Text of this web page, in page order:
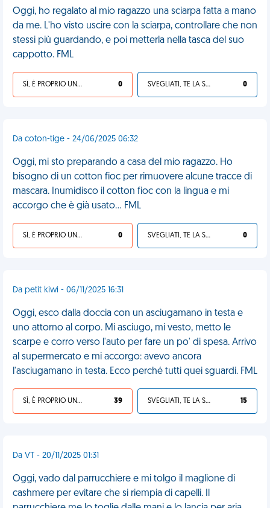
Oggi, ho regalato al mio ragazzo una sciarpa fatta a mano
da me. L'ho visto uscire con la sciarpa, controllare che non
stessi più guardando, e poi metterla nella tasca del suo
cappotto. FML
SÌ, È PROPRIO UNA VDM! 0 SVEGLIATI, TE LA SEI CERCATA! 0
Da coton-tige - 24/06/2025 06:32
Oggi, mi sto preparando a casa del mio ragazzo. Ho
bisogno di un cotton fioc per rimuovere alcune tracce di
mascara. Inumidisco il cotton fioc con la lingua e mi
accorgo che è già usato... FML
SÌ, È PROPRIO UNA VDM! 0 SVEGLIATI, TE LA SEI CERCATA! 0
Da petit kiwi - 06/11/2025 16:31
Oggi, esco dalla doccia con un asciugamano in testa e
uno attorno al corpo. Mi asciugo, mi vesto, metto le
scarpe e corro verso l'auto per fare un po' di spesa. Arrivo
al supermercato e mi accorgo: avevo ancora
l'asciugamano in testa. Ecco perché tutti quei sguardi. FML
SÌ, È PROPRIO UNA VDM! 39 SVEGLIATI, TE LA SEI CERCATA! 15
Da VT - 20/11/2025 01:31
Oggi, vado dal parrucchiere e mi tolgo il maglione di
cashmere per evitare che si riempia di capelli. Il